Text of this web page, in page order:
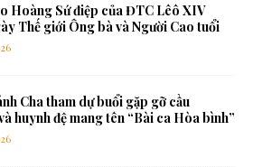
Hoàng Sứ điệp của ĐTC Lêô XIV
Thế giới Ông bà và Người Cao tuổi
Cha tham dự buổi gặp gỡ cầu
huynh đệ mang tên “Bài ca Hòa bình”